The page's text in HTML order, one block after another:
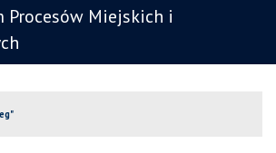
Procesów Miejskich i